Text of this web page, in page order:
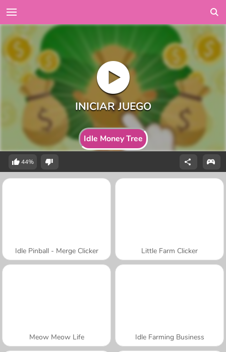
Idle Money Tree
44%
Idle Pinball - Merge Clicker Little Farm Clicker
Meow Meow Life Idle Farming Business